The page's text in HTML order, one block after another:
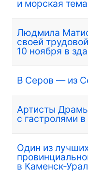
и морская тема
Людмила
своей
10 ноября в
В Серов — из
Артисты
с гастролями
Один из
в Каменск-